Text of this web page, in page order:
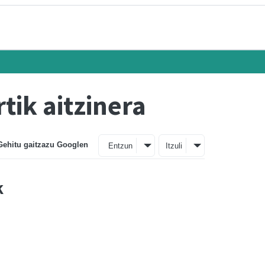
aitzinera
gaitzazu Googlen Entzun Itzuli